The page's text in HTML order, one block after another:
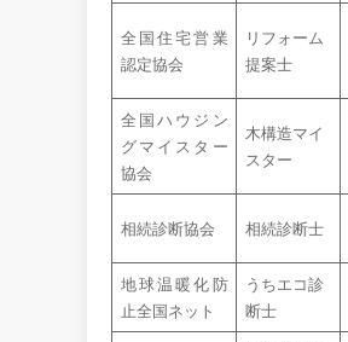
全国住宅営業
認定協会
リフォーム
提案士
全国ハウジン
グマイスター
協会
木構造マイ
スター
相続診断協会 相続診断士
地球温暖化防
止全国ネット
うちエコ診
断士